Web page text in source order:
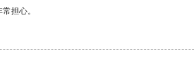
担心。